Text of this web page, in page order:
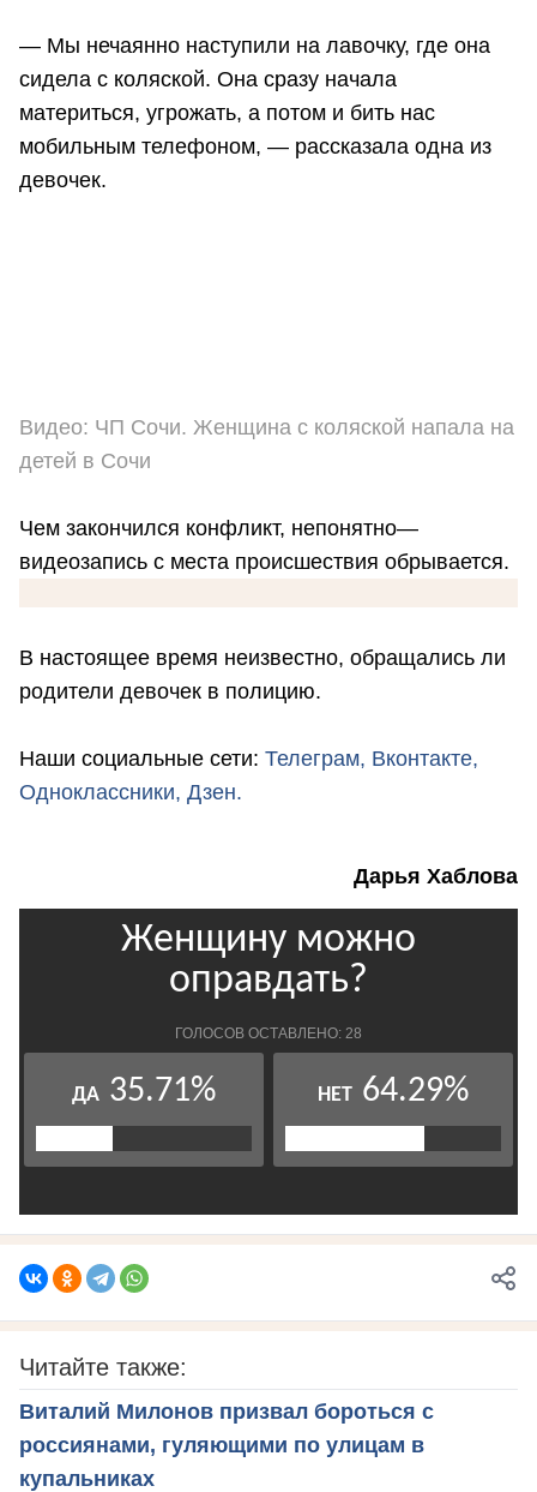
— Мы нечаянно наступили на лавочку, где она
сидела с коляской. Она сразу начала
материться, угрожать, а потом и бить нас
мобильным телефоном, — рассказала одна из
девочек.
Видео: ЧП Сочи. Женщина с коляской напала на
детей в Сочи
Чем закончился конфликт, непонятно—
видеозапись с места происшествия обрывается.
В настоящее время неизвестно, обращались ли
родители девочек в полицию.
Наши социальные сети: Телеграм, Вконтакте,
Одноклассники, Дзен.
Дарья Хаблова
Читайте также:
Виталий Милонов призвал бороться с
россиянами, гуляющими по улицам в
купальниках